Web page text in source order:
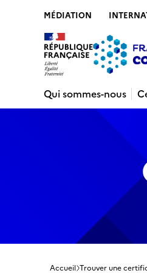
MÉDIATION
Qui sommes-nous
Accueil Trouver une